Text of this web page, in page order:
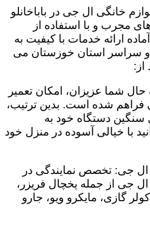
خانگی ال جی در باباخانلو
مجرب و با استفاده از
ارائه خدمات با کیفیت به
و سراسر استان خوزستان می
از:
شما عزیزان، امکان تعمیر
فراهم شده است. بدین ترتیب،
سنگین دستگاه خود به
با خیالی آسوده در منزل خود
ال جی: تخصص نمایندگی در
ال جی از جمله یخچال فریزر،
گازی، مایکرو ویو، جارو